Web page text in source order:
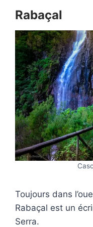
Rabaçal
Toujours dans
Rabaçal est un
Serra.